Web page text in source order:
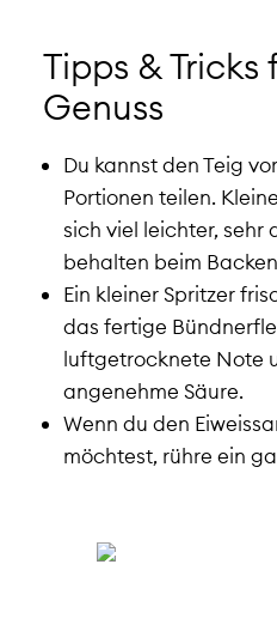
Tipps & Tricks
Genuss
Du kannst den Teig
Portionen teilen.
sich viel leichter, sehr
behalten beim
Ein kleiner Spritzer
das fertige
luftgetrocknete Note
angenehme Säure.
Wenn du den
möchtest, rühre ein